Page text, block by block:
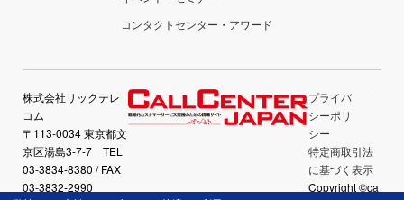
コンタクトセンター・アワード
株式会社リックテレ
コム
〒113-0034 東京都文
京区湯島3-7-7 TEL
03-3834-8380 / FAX
03-3832-2990
プライバ
シーポリ
シー
特定商取引法
に基づく表示
Copyright ©ca